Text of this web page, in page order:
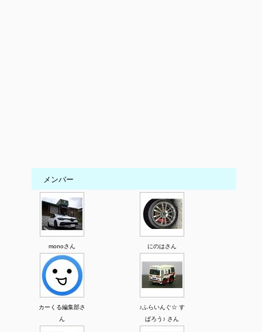
メンバー
monoさん にのはさん
カーくる編集部さ
ん
♪ふらいんぐ☆ す
ぱろう♪ さん